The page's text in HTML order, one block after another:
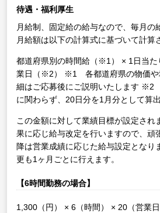
待遇・福利厚生
月給制、固定給の給与なので、毎月の
月給額は以下の計算式に基づいて計算
都道府県別の時間給（※1） × 1日当た
業日（※2）
※1 各都道府県の物価や
細はご応募後にご説明いたします ※2
に関わらず、20日分を1月分として算
この金額に対して業績目標が設定され
果に応じ給与改定を行いますので、頑
降は営業成績に応じた給与設定となり
更も1ヶ月ごとに行えます。
【6時間勤務の場合】
1,300（円） × 6（時間） × 20（営業